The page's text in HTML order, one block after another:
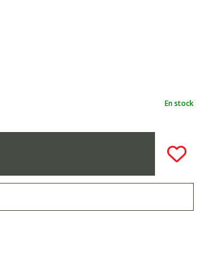
En stock